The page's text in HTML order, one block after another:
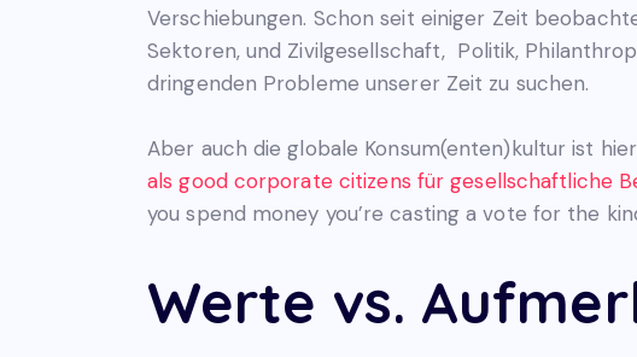
Verschiebungen. Schon seit einiger Zeit
Sektoren, und Zivilgesellschaft, Politik,
dringenden Probleme unserer Zeit zu suchen.
Aber auch die globale Konsum(enten)kultur ist
als good corporate citizens für gesellschaftliche
you spend money you’re casting a vote for the
Werte vs.